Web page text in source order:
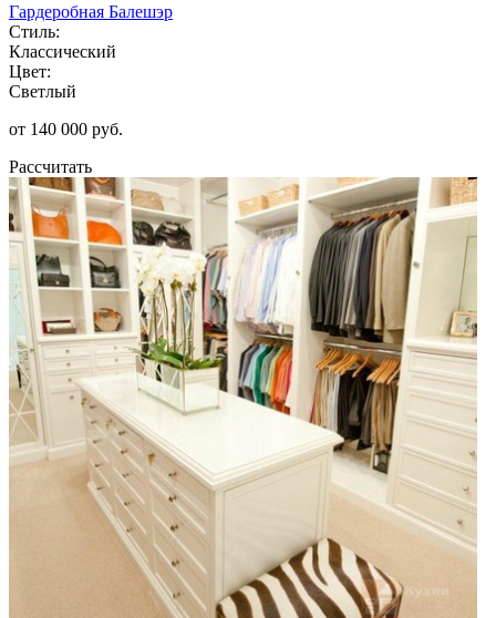
Гардеробная Балешэр
Стиль:
Классический
Цвет:
Светлый
от 140 000 руб.
Рассчитать